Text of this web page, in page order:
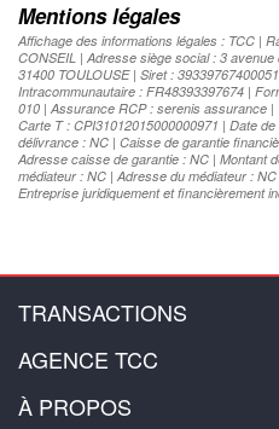
Mentions légales
Affichage des informations légales : TCC |
CONSEIL | Adresse siège social : 3
31400 TOULOUSE | Siret :
Intracommunautaire : FR48393397674 |
010 | Assurance RCP : serenis assurance |
Carte T : CPI31012015000000971 | Date
délivrance : NC | Caisse de garantie
Adresse caisse de garantie : NC | Montant
médiateur : NC | Adresse du médiateur :
Entreprise juridiquement et financièrement
TRANSACTIONS
AGENCE TCC
À PROPOS